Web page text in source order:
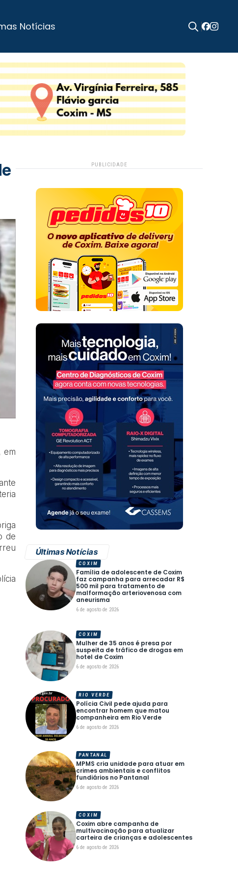
Notícias
em
de
PUBLICIDADE
Últimas Notícias
Família de adolescente de Coxim
faz campanha para arrecadar R$
500 mil para tratamento de
malformação arteriovenosa com
aneurisma
6 de agosto de 2026
COXIM
Mulher de 35 anos é presa por
suspeita de tráfico de drogas em
hotel de Coxim
6 de agosto de 2026
COXIM
Polícia Civil pede ajuda para
encontrar homem que matou
companheira em Rio Verde
6 de agosto de 2026
RIO VERDE
MPMS cria unidade para atuar em
crimes ambientais e conflitos
fundiários no Pantanal
6 de agosto de 2026
PANTANAL
Coxim abre campanha de
multivacinação para atualizar
carteira de crianças e adolescentes
6 de agosto de 2026
COXIM